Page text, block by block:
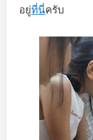
อยู่ที่นี่ครับ